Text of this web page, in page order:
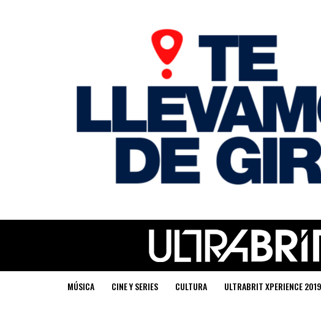
MÚSICA CINE Y SERIES CULTURA ULTRABRIT XPERIENCE 2019